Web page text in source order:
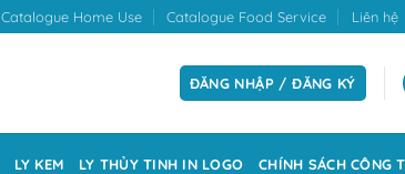
Catalogue Home Use Catalogue Food Service Liên hệ
ĐĂNG NHẬP / ĐĂNG KÝ
LY KEM LY THỦY TINH IN LOGO CHÍNH SÁCH CÔNG